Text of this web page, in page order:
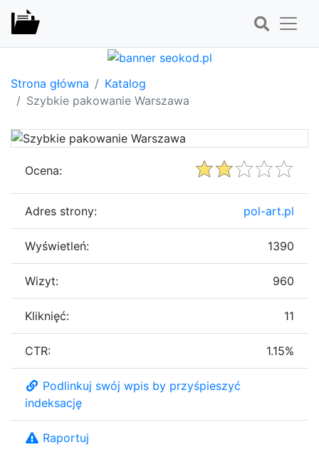
Strona główna
Katalog
Szybkie pakowanie Warszawa
Ocena:
Adres strony: pol-art.pl
Wyświetleń: 1390
Wizyt: 960
Kliknięć: 11
CTR: 1.15%
Podlinkuj swój wpis by przyśpieszyć
indeksację
Raportuj